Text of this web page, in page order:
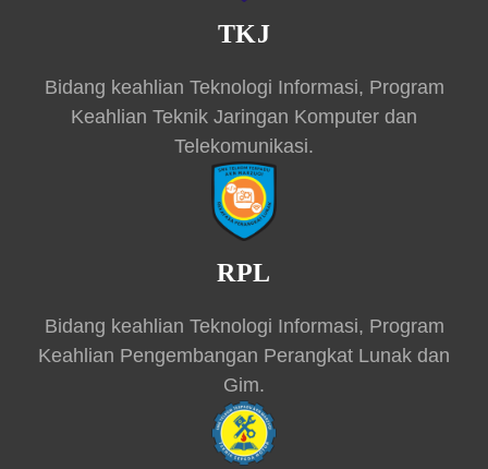
TKJ
Bidang keahlian Teknologi Informasi, Program
Keahlian Teknik Jaringan Komputer dan
Telekomunikasi.
RPL
Bidang keahlian Teknologi Informasi, Program
Keahlian Pengembangan Perangkat Lunak dan
Gim.